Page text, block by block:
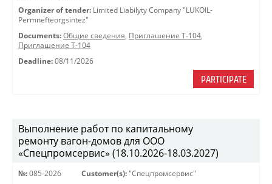
Organizer of tender: Limited Liabilyty Company "LUKOIL-
Permnefteorgsintez"
Documents: Общие сведения, Приглашение Т-104,
Приглашение Т-104
Deadline: 08/11/2026
PARTICIPATE
Выполнение работ по капитальному
ремонту вагон-домов для ООО
«Спецпромсервис» (18.10.2026-18.03.2027)
№: 085-2026 Customer(s): "Спецпромсервис"